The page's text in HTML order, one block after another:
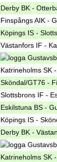
Derby BK -
Finspångs AIK -
Köpings IS -
Västanfors IF -
Katrineholms SK
Sköndal/GT76 -
Slottsbrons IF -
Eskilstuna BS -
Köpings IS -
Derby BK -
Katrineholms SK